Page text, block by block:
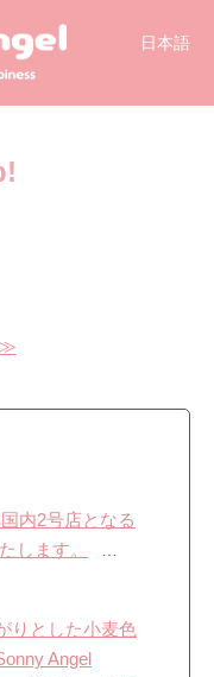
日本語
≫
内2号店となる
します。
りとした小麦色
Angel